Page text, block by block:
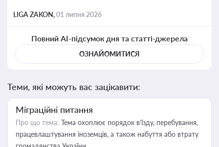
LIGA ZAKON,01 липня 2026
Повний AI-підсумок дня та статті-джерела
ОЗНАЙОМИТИСЯ
Теми, які можуть вас зацікавити:
Міграційні питання
Про що тема: Тема охоплює порядок в’їзду, перебування,
працевлаштування іноземців, а також набуття або втрату